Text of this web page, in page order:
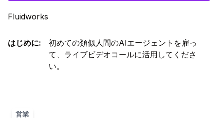
Fluidworks
はじめに:
初めての類似人間のAIエージェントを雇っ
て、ライブビデオコールに活用してくださ
い。
営業